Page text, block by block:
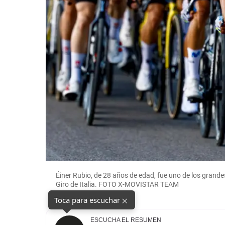
Éiner Rubio, de 28 años de edad, fue uno de los
Giro de Italia. FOTO X-MOVISTAR TEAM
Toca para escuchar ×
ESCUCHA EL RESUMEN